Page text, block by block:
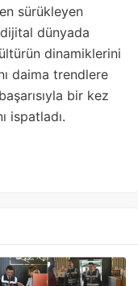
sürükleyen
dünyada
dinamiklerini
daima trendlere
bir kez
ispatladı.